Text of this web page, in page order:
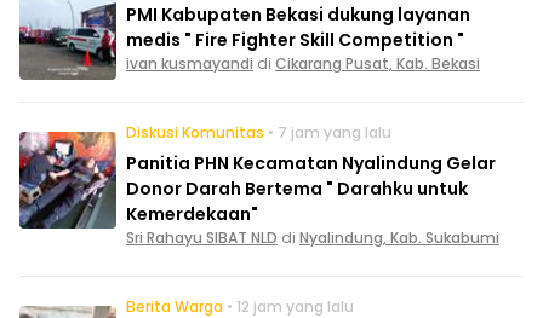
PMI Kabupaten Bekasi dukung layanan
medis " Fire Fighter Skill Competition "
ivan kusmayandi di Cikarang Pusat, Kab. Bekasi
Diskusi Komunitas • 7 jam yang lalu
Panitia PHN Kecamatan Nyalindung Gelar
Donor Darah Bertema " Darahku untuk
Kemerdekaan"
Sri Rahayu SIBAT NLD di Nyalindung, Kab. Sukabumi
Berita Warga • 12 jam yang lalu